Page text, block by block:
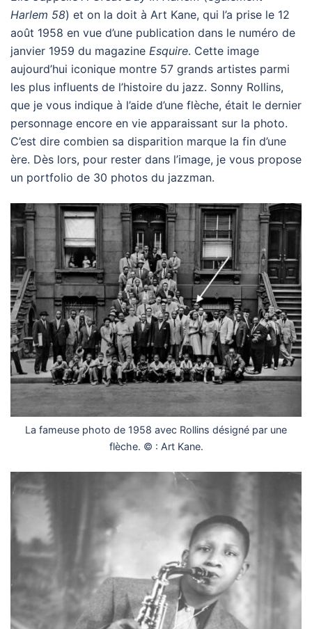
Harlem 58) et on la doit à Art Kane, qui l’a prise le 12
août 1958 en vue d’une publication dans le numéro de
janvier 1959 du magazine Esquire. Cette image
aujourd’hui iconique montre 57 grands artistes parmi
les plus influents de l’histoire du jazz. Sonny Rollins,
que je vous indique à l’aide d’une flèche, était le dernier
personnage encore en vie apparaissant sur la photo.
C’est dire combien sa disparition marque la fin d’une
ère. Dès lors, pour rester dans l’image, je vous propose
un portfolio de 30 photos du jazzman.
La fameuse photo de 1958 avec Rollins désigné par une
flèche. © : Art Kane.